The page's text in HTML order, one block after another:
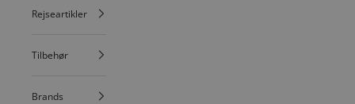
Rejseartikler
Tilbehør
Brands